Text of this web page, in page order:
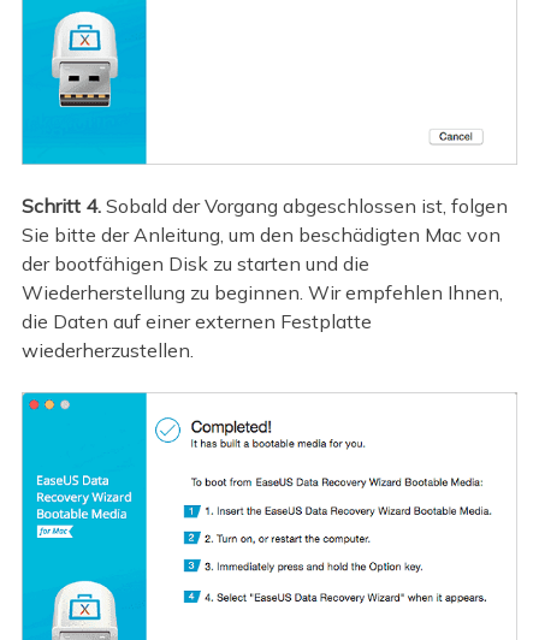
Schritt 4.Sobald der Vorgang abgeschlossen ist, folgen
Sie bitte der Anleitung, um den beschädigten Mac von
der bootfähigen Disk zu starten und die
Wiederherstellung zu beginnen. Wir empfehlen Ihnen,
die Daten auf einer externen Festplatte
wiederherzustellen.